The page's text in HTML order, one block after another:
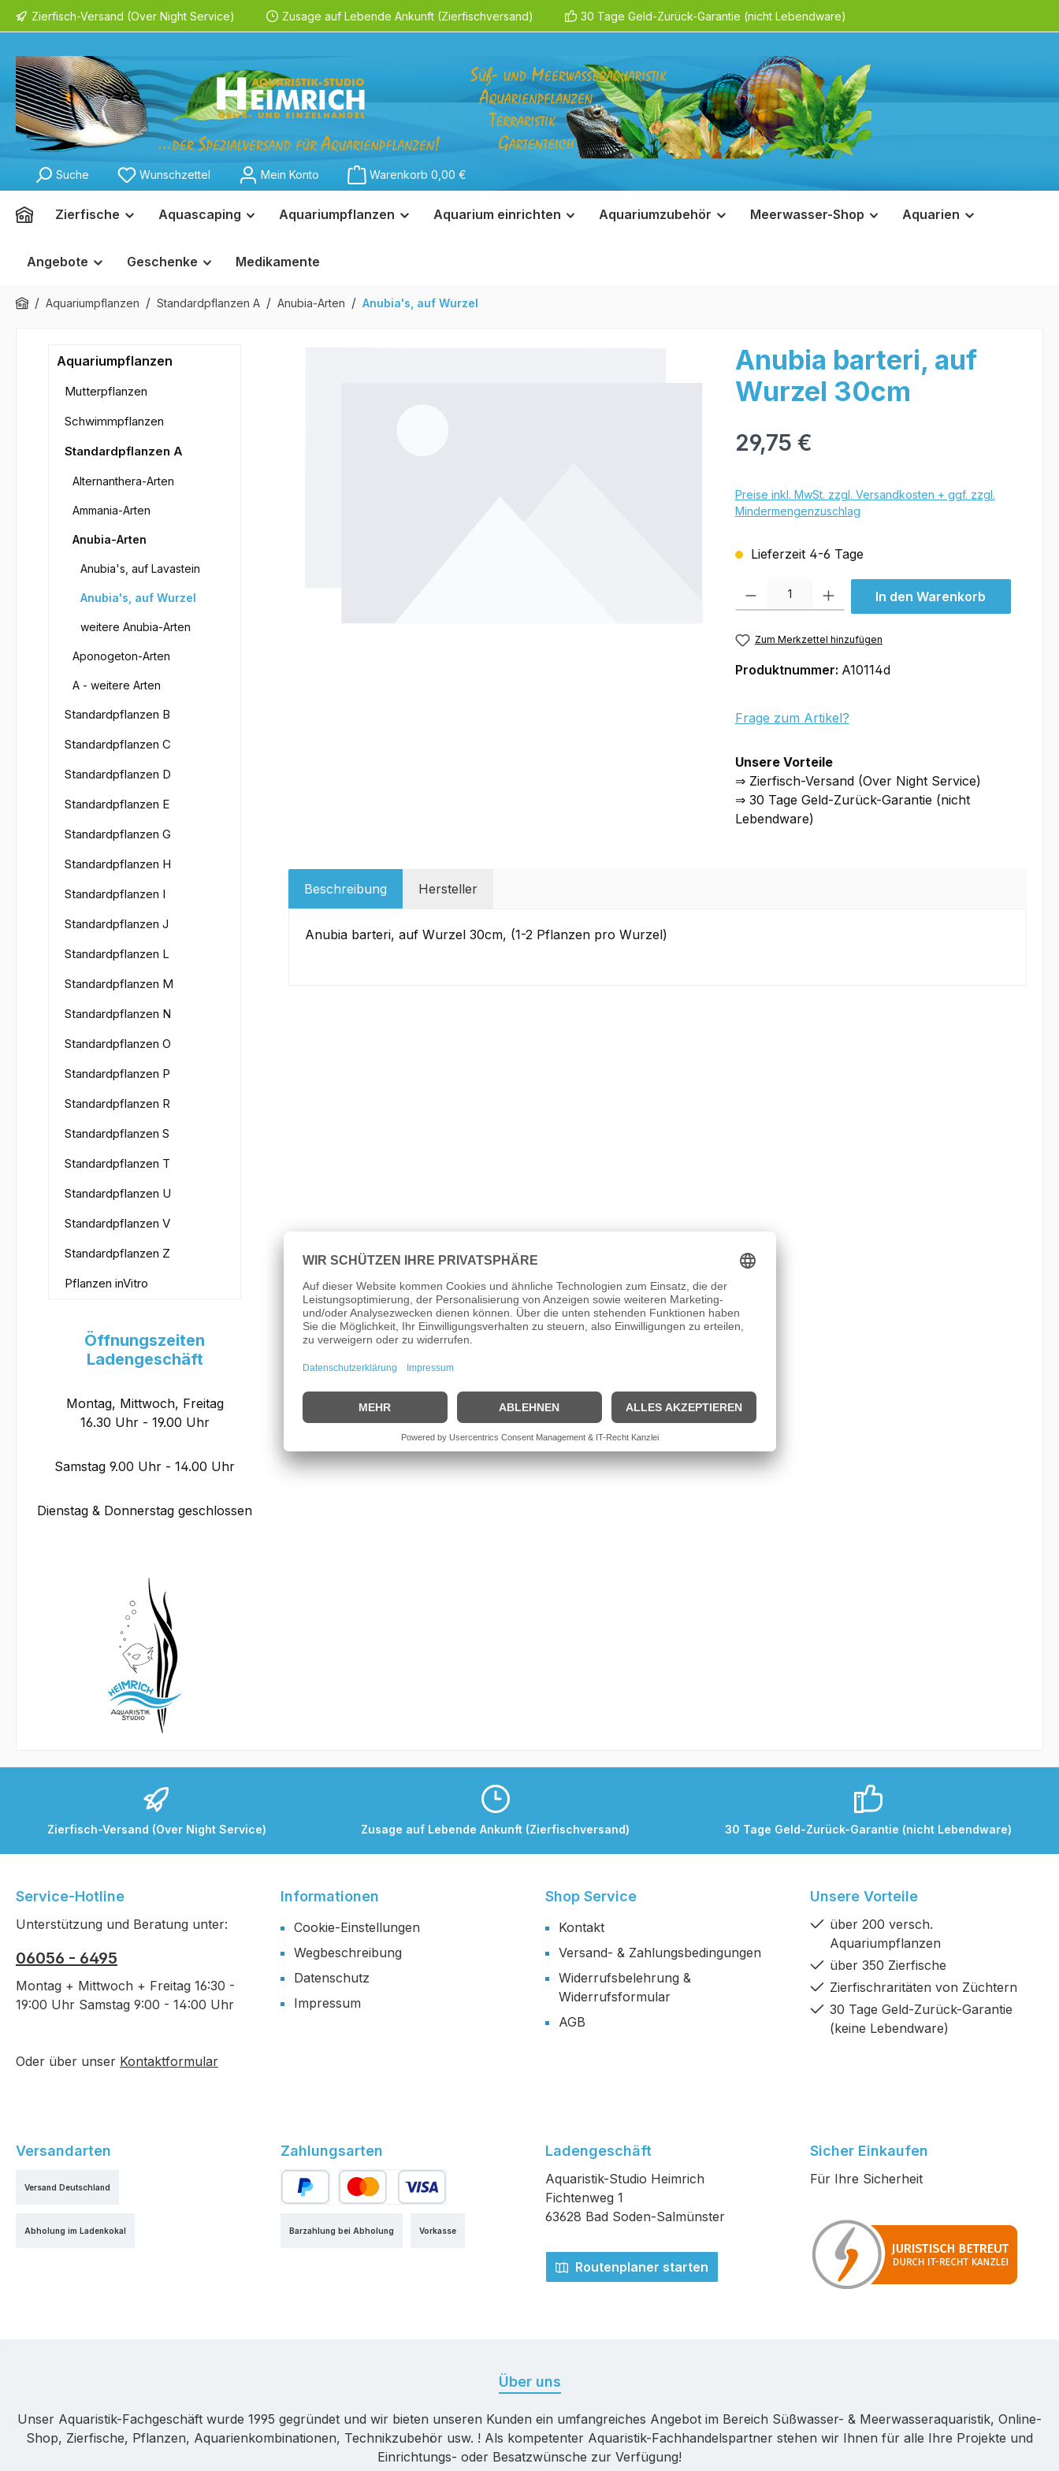
Zur Hauptnavigation springen
Zierfisch-Versand (Over Night Service) Zusage auf Lebende Ankunft (Zierfischversand) 30 Tage Geld-Zurück-Garantie (nicht Lebendware)
Suche Wunschzettel Mein Konto Warenkorb 0,00 €
Zierfische Aquascaping Aquariumpflanzen Aquarium einrichten Aquariumzubehör Meerwasser-Shop Aquarien
Angebote Geschenke Medikamente
/ Aquariumpflanzen / Standardpflanzen A / Anubia-Arten / Anubia's, auf Wurzel
Aquariumpflanzen
Mutterpflanzen
Schwimmpflanzen
Standardpflanzen A
Alternanthera-Arten
Ammania-Arten
Anubia-Arten
Anubia's, auf Lavastein
Anubia's, auf Wurzel
weitere Anubia-Arten
Aponogeton-Arten
A - weitere Arten
Standardpflanzen B
Standardpflanzen C
Standardpflanzen D
Standardpflanzen E
Standardpflanzen G
Standardpflanzen H
Standardpflanzen I
Standardpflanzen J
Standardpflanzen L
Standardpflanzen M
Standardpflanzen N
Standardpflanzen O
Standardpflanzen P
Standardpflanzen R
Standardpflanzen S
Standardpflanzen T
Standardpflanzen U
Standardpflanzen V
Standardpflanzen Z
Pflanzen inVitro
Öffnungszeiten
Ladengeschäft
Montag, Mittwoch, Freitag
16.30 Uhr - 19.00 Uhr
Samstag 9.00 Uhr - 14.00 Uhr
Dienstag & Donnerstag geschlossen
Anubia barteri, auf
Wurzel 30cm
29,75 €
Preise inkl. MwSt. zzgl. Versandkosten + ggf. zzgl.
Mindermengenzuschlag
Lieferzeit 4-6 Tage
In den Warenkorb
Zum Merkzettel hinzufügen
Produktnummer: A10114d
Frage zum Artikel?
Unsere Vorteile
⇒ Zierfisch-Versand (Over Night Service)
⇒ 30 Tage Geld-Zurück-Garantie (nicht
Lebendware)
Beschreibung Hersteller
Anubia barteri, auf Wurzel 30cm, (1-2 Pflanzen pro Wurzel)
Zierfisch-Versand (Over Night Service) Zusage auf Lebende Ankunft (Zierfischversand) 30 Tage Geld-Zurück-Garantie (nicht Lebendware)
Service-Hotline
Unterstützung und Beratung unter:
06056 - 6495
Montag + Mittwoch + Freitag 16:30 -
19:00 Uhr Samstag 9:00 - 14:00 Uhr
Oder über unser Kontaktformular
Informationen
Cookie-Einstellungen
Wegbeschreibung
Datenschutz
Impressum
Shop Service
Kontakt
Versand- & Zahlungsbedingungen
Widerrufsbelehrung &
Widerrufsformular
AGB
Unsere Vorteile
über 200 versch.
Aquariumpflanzen
über 350 Zierfische
Zierfischraritäten von Züchtern
30 Tage Geld-Zurück-Garantie
(keine Lebendware)
Versandarten
Versand Deutschland
Abholung im Ladenkokal
Zahlungsarten
Vorkasse
Barzahlung bei Abholung
Ladengeschäft
Aquaristik-Studio Heimrich
Fichtenweg 1
63628 Bad Soden-Salmünster
Routenplaner starten
Sicher Einkaufen
Für Ihre Sicherheit
Über uns
Unser Aquaristik-Fachgeschäft wurde 1995 gegründet und wir bieten unseren Kunden ein umfangreiches Angebot im Bereich Süßwasser- & Meerwasseraquaristik, Online-
Shop, Zierfische, Pflanzen, Aquarienkombinationen, Technikzubehör usw. ! Als kompetenter Aquaristik-Fachhandelspartner stehen wir Ihnen für alle Ihre Projekte und
Einrichtungs- oder Besatzwünsche zur Verfügung!